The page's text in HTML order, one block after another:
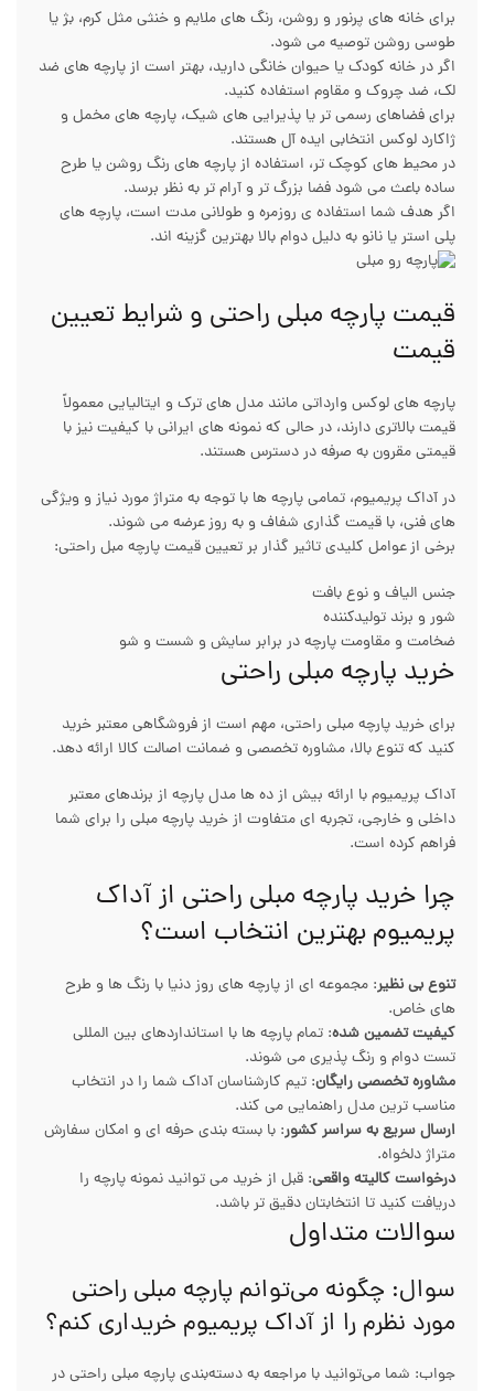
برای خانه های پرنور و روشن، رنگ های ملایم و خنثی مثل کرم، بژ یا
طوسی روشن توصیه می شود.
اگر در خانه کودک یا حیوان خانگی دارید، بهتر است از پارچه های ضد
لک، ضد چروک و مقاوم استفاده کنید.
برای فضاهای رسمی تر یا پذیرایی های شیک، پارچه های مخمل و
ژاکارد لوکس انتخابی ایده آل هستند.
در محیط های کوچک تر، استفاده از پارچه های رنگ روشن یا طرح
ساده باعث می شود فضا بزرگ تر و آرام تر به نظر برسد.
اگر هدف شما استفاده ی روزمره و طولانی مدت است، پارچه های
پلی استر یا نانو به دلیل دوام بالا بهترین گزینه اند.
قیمت پارچه مبلی راحتی و شرایط تعیین
قیمت
پارچه های لوکس وارداتی مانند مدل های ترک و ایتالیایی معمولاً
قیمت بالاتری دارند، در حالی که نمونه های ایرانی با کیفیت نیز با
قیمتی مقرون به صرفه در دسترس هستند.
در آداک پریمیوم، تمامی پارچه ها با توجه به متراژ مورد نیاز و ویژگی
های فنی، با قیمت گذاری شفاف و به روز عرضه می شوند.
برخی از عوامل کلیدی تاثیر گذار بر تعیین قیمت پارچه مبل راحتی:
جنس الیاف و نوع بافت
شور و برند تولیدکننده
ضخامت و مقاومت پارچه در برابر سایش و شست و شو
خرید پارچه مبلی راحتی
برای خرید پارچه مبلی راحتی، مهم است از فروشگاهی معتبر خرید
کنید که تنوع بالا، مشاوره تخصصی و ضمانت اصالت کالا ارائه دهد.
آداک پریمیوم با ارائه بیش از ده ها مدل پارچه از برندهای معتبر
داخلی و خارجی، تجربه ای متفاوت از خرید پارچه مبلی را برای شما
فراهم کرده است.
چرا خرید پارچه مبلی راحتی از آداک
پریمیوم بهترین انتخاب است؟
تنوع بی نظیر: مجموعه ای از پارچه های روز دنیا با رنگ ها و طرح
های خاص.
کیفیت تضمین شده: تمام پارچه ها با استانداردهای بین المللی
تست دوام و رنگ پذیری می شوند.
مشاوره تخصصی رایگان: تیم کارشناسان آداک شما را در انتخاب
مناسب ترین مدل راهنمایی می کند.
ارسال سریع به سراسر کشور: با بسته بندی حرفه ای و امکان سفارش
متراژ دلخواه.
درخواست کالیته واقعی: قبل از خرید می توانید نمونه پارچه را
دریافت کنید تا انتخابتان دقیق تر باشد.
سوالات متداول
سوال: چگونه می‌توانم پارچه مبلی راحتی
مورد نظرم را از آداک پریمیوم خریداری کنم؟
جواب: شما می‌توانید با مراجعه به دسته‌بندی پارچه مبلی راحتی در